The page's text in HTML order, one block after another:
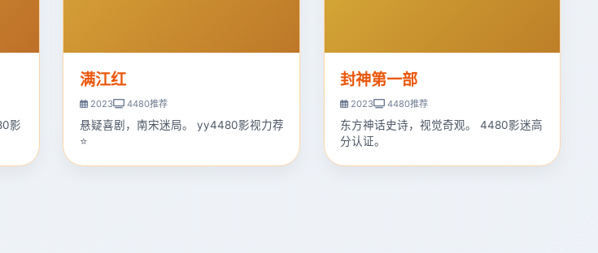
影
满江红
2023 4480推荐
悬疑喜剧，南宋迷局。 yy4480影视力荐
⭐
封神第一部
2023 4480推荐
东方神话史诗，视觉奇观。 4480影迷高
分认证。